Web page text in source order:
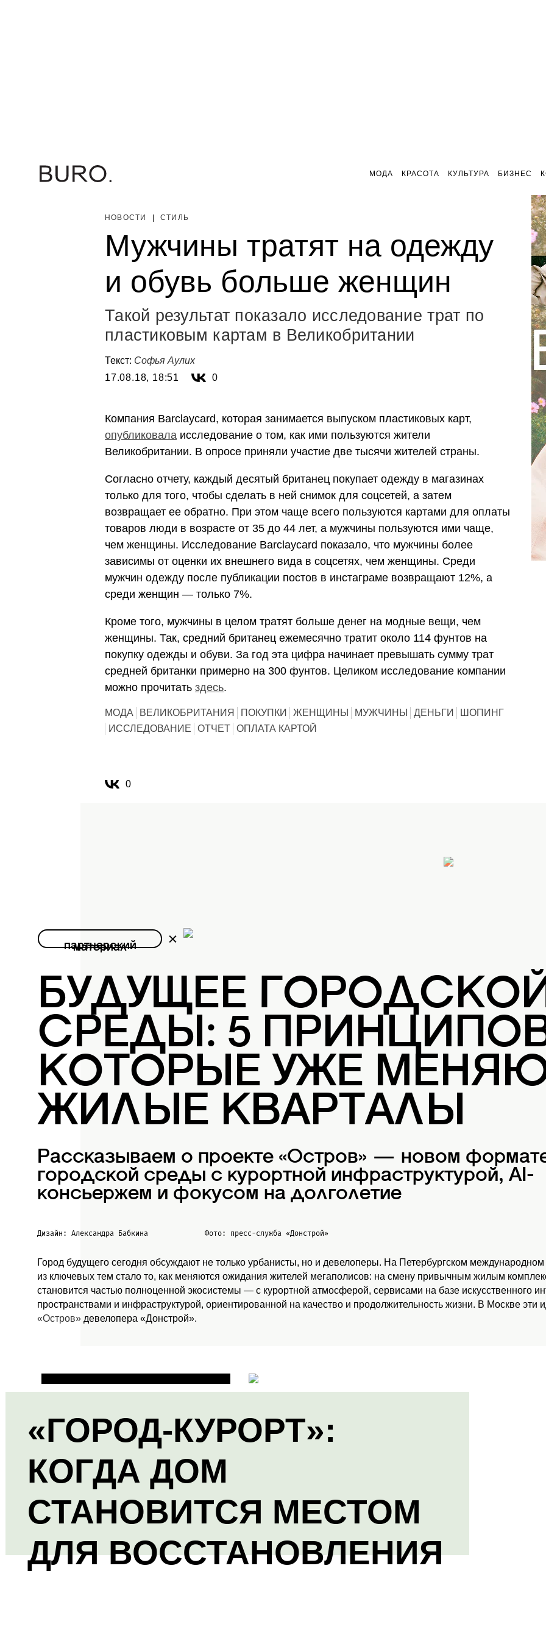
МОДА КРАСОТА КУЛЬТУРА БИЗНЕС
НОВОСТИ СТИЛЬ
Мужчины тратят на одежду
и обувь больше женщин
Такой результат показало исследование трат по
пластиковым картам в Великобритании
Текст: Софья Аулих
17.08.18, 18:51
0
Компания Barclaycard, которая занимается выпуском пластиковых карт,
опубликовала исследование о том, как ими пользуются жители
Великобритании. В опросе приняли участие две тысячи жителей страны.
Согласно отчету, каждый десятый британец покупает одежду в магазинах
только для того, чтобы сделать в ней снимок для соцсетей, а затем
возвращает ее обратно. При этом чаще всего пользуются картами для оплаты
товаров люди в возрасте от 35 до 44 лет, а мужчины пользуются ими чаще,
чем женщины. Исследование Barclaycard показало, что мужчины более
зависимы от оценки их внешнего вида в соцсетях, чем женщины. Среди
мужчин одежду после публикации постов в инстаграме возвращают 12%, а
среди женщин — только 7%.
Кроме того, мужчины в целом тратят больше денег на модные вещи, чем
женщины. Так, средний британец ежемесячно тратит около 114 фунтов на
покупку одежды и обуви. За год эта цифра начинает превышать сумму трат
средней британки примерно на 300 фунтов. Целиком исследование компании
можно прочитать здесь.
МОДА ВЕЛИКОБРИТАНИЯ ПОКУПКИ ЖЕНЩИНЫ МУЖЧИНЫ ДЕНЬГИ
ШОПИНГ
ИССЛЕДОВАНИЕ
ОТЧЕТ ОПЛАТА КАРТОЙ
0
партнерский
материал
БУДУЩЕЕ
СРЕДЫ: 5
КОТОРЫЕ УЖЕ
ЖИЛЫЕ КВАРТАЛЫ
Рассказываем о проекте «Остров» — новом
городской среды с курортной инфраструктурой, AI-
консьержем и фокусом на долголетие
Дизайн: Александра Бабкина Фото: пресс-служба «Донстрой»
Город будущего сегодня обсуждают не только урбанисты, но и девелоперы. На Петербургском
из ключевых тем стало то, как меняются ожидания жителей мегаполисов: на смену привычным жилым
становится частью полноценной экосистемы — с курортной атмосферой, сервисами на базе искусственного
пространствами и инфраструктурой, ориентированной на качество и продолжительность жизни. В Москве
«Остров» девелопера «Донстрой».
«ГОРОД-КУРОРТ»:
КОГДА ДОМ
СТАНОВИТСЯ МЕСТОМ
ДЛЯ ВОССТАНОВЛЕНИЯ